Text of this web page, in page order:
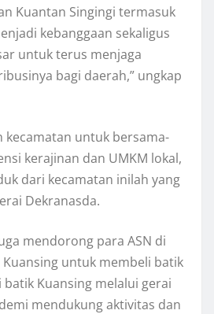
Kuantan Singingi termasuk
kebanggaan sekaligus
untuk terus menjaga
bagi daerah,” ungkap
kecamatan untuk bersama-
kerajinan dan UMKM lokal,
dari kecamatan inilah yang
Dekranasda.
mendorong para ASN di
untuk membeli batik
Kuansing melalui gerai
mendukung aktivitas dan